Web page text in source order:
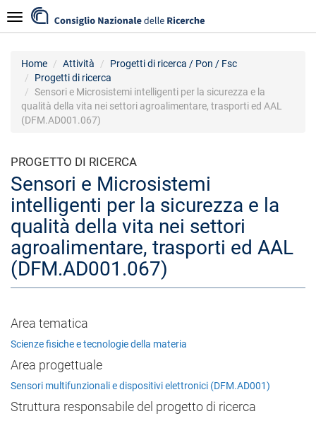
al
contenuto
Navigazione
Home Attività
Progetti di ricerca / Pon / Fsc
Progetti di ricerca
Sensori e Microsistemi intelligenti per la sicurezza e la
qualità della vita nei settori agroalimentare, trasporti ed AAL
(DFM.AD001.067)
PROGETTO DI RICERCA
Sensori e Microsistemi
intelligenti per la sicurezza e la
qualità della vita nei settori
agroalimentare, trasporti ed AAL
(DFM.AD001.067)
Area tematica
Scienze fisiche e tecnologie della materia
Area progettuale
Sensori multifunzionali e dispositivi elettronici (DFM.AD001)
Struttura responsabile del progetto di ricerca